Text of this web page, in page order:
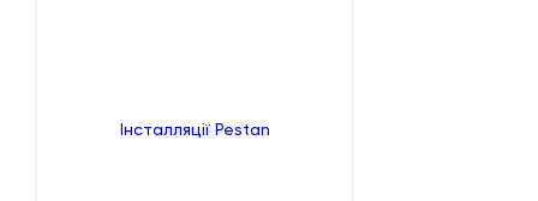
Інсталляції Pestan